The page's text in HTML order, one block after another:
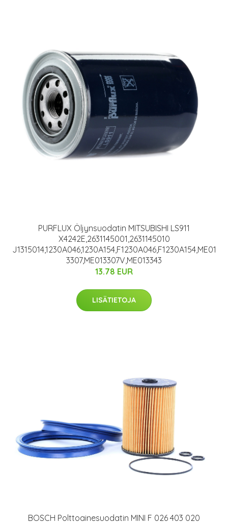
PURFLUX Öljynsuodatin MITSUBISHI LS911
X4242E,2631145001,2631145010
J1315014,1230A046,1230A154,F1230A046,F1230A154,ME01
3307,ME013307V,ME013343
13.78 EUR
LISÄTIETOJA
BOSCH Polttoainesuodatin MINI F 026 403 020